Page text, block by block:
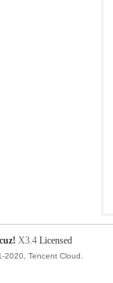
X3.4 Licensed
2020, Tencent Cloud.